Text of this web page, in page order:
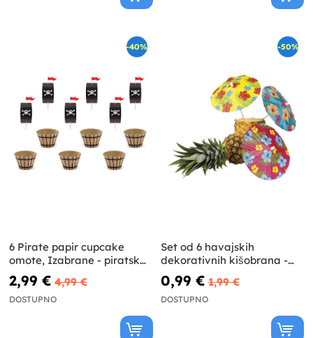
-40%
6 Pirate papir cupcake
omote, Izabrane - piratska
stranka
2,99 € 4,99 €
DOSTUPNO
-50%
Set od 6 havajskih
dekorativnih kišobrana -
Hibiskus
0,99 € 1,99 €
DOSTUPNO